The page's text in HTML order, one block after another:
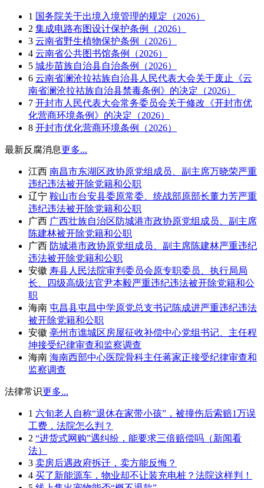
1 国务院关于出境入境管理的规定（2026）
2 集成电路布图设计保护条例（2026）
3 云南省野生植物保护条例（2026）
4 云南省公共图书馆条例（2026）
5 城步苗族自治县自治条例（2026）
6 云南省澜沧拉祜族自治县人民代表大会关于废止《云
南省澜沧拉祜族自治县禁毒条例》的决定（2026）
7 开封市人民代表大会常务委员会关于修改《开封市优
化营商环境条例》的决定（2026）
8 开封市优化营商环境条例（2026）
最新反腐消息更多...
江西 南昌市东湖区政协原党组成员、副主席万晓荣严重
违纪违法被开除党籍和公职
辽宁 鞍山市台安县委原常委、统战部原部长董力芳严重
违纪违法被开除党籍和公职
广西 广西壮族自治区防城港市政协原党组成员、副主席
陈建林被开除党籍和公职
广西 防城港市政协原党组成员、副主席陈建林严重违纪
违法被开除党籍和公职
安徽 寿县人民法院审判委员会原专职委员、执行局局
长、四级高级法官尹本毅严重违纪违法被开除党籍和公
职
海南 屯昌县屯昌中学原党总支书记陈成进严重违纪违法
被开除党籍和公职
安徽 亳州市谯城区房屋征收补偿中心党组书记、主任程
坤接受纪律审查和监察调查
海南 海南西部中心医院骨科主任蒋家正接受纪律审查和
监察调查
法律常识更多...
1 六旬老人自称“退休在家带小孩”，被撞伤后索赔1万误
工费，法院怎么判？
2 “进货式网购”遇纠纷，能要求三倍赔偿吗（新闻看
法）
3 卖房后遇政府拆迁，卖方能反悔？
4 买了新能源车，物业却不让装充电桩？法院这样判！